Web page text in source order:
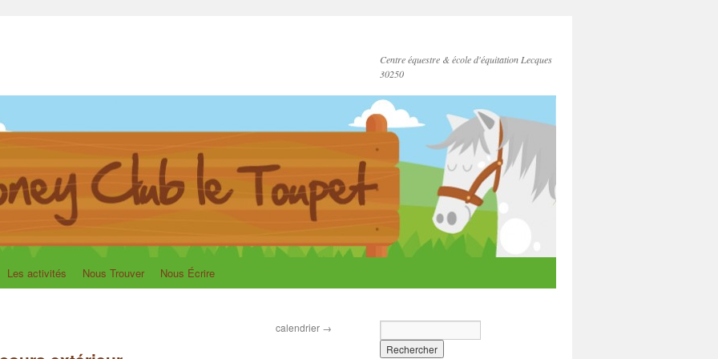
Centre équestre & école d'équitation Lecques
30250
Les activités Nous Trouver Nous Écrire
calendrier →